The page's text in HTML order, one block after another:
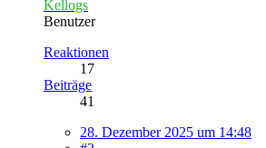
Kellogs
Benutzer
Reaktionen
17
Beiträge
41
28. Dezember 2025 um 14:48